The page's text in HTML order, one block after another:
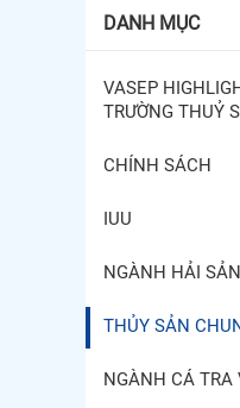
DANH MỤC
VASEP
TRƯỜNG THUỶ
CHÍNH SÁCH
IUU
NGÀNH HẢI
THỦY SẢN
NGÀNH CÁ TRA